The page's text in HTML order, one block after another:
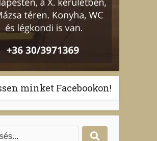
minket Facebookon!